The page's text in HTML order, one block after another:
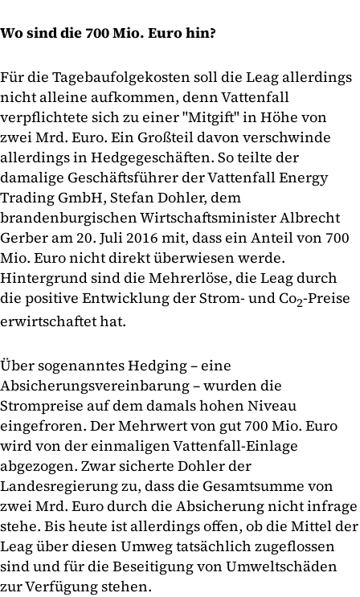
Wo sind die 700 Mio. Euro hin?
Für die Tagebaufolgekosten soll die Leag allerdings
nicht alleine aufkommen, denn Vattenfall
verpflichtete sich zu einer "Mitgift" in Höhe von
zwei Mrd. Euro. Ein Großteil davon verschwinde
allerdings in Hedgegeschäften. So teilte der
damalige Geschäftsführer der Vattenfall Energy
Trading GmbH, Stefan Dohler, dem
brandenburgischen Wirtschaftsminister Albrecht
Gerber am 20. Juli 2016 mit, dass ein Anteil von 700
Mio. Euro nicht direkt überwiesen werde.
Hintergrund sind die Mehrerlöse, die Leag durch
die positive Entwicklung der Strom- und Co2-Preise
erwirtschaftet hat.
Über sogenanntes Hedging – eine
Absicherungsvereinbarung – wurden die
Strompreise auf dem damals hohen Niveau
eingefroren. Der Mehrwert von gut 700 Mio. Euro
wird von der einmaligen Vattenfall-Einlage
abgezogen. Zwar sicherte Dohler der
Landesregierung zu, dass die Gesamtsumme von
zwei Mrd. Euro durch die Absicherung nicht infrage
stehe. Bis heute ist allerdings offen, ob die Mittel der
Leag über diesen Umweg tatsächlich zugeflossen
sind und für die Beseitigung von Umweltschäden
zur Verfügung stehen.